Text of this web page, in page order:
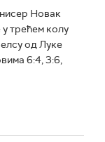
Новак
трећем колу
од Луке
6:4, 3:6,